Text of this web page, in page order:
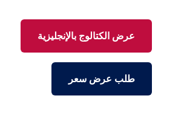
عرض الكتالوج بالإنجليزية
طلب عرض سعر